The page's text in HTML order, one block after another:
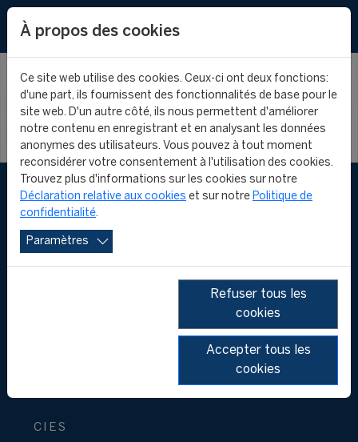
FOLLOW US
CIES
À propos des cookies
Ce site web utilise des cookies. Ceux-ci ont deux fonctions:
d'une part, ils fournissent des fonctionnalités de base pour le
site web. D'un autre côté, ils nous permettent d'améliorer
notre contenu en enregistrant et en analysant les données
anonymes des utilisateurs. Vous pouvez à tout moment
reconsidérer votre consentement à l'utilisation des cookies.
Trouvez plus d'informations sur les cookies sur notre
Déclaration relative aux cookies et sur notre Politique de
confidentialité.
Paramètres
Refuser tous les
cookies
Accepter tous les
cookies